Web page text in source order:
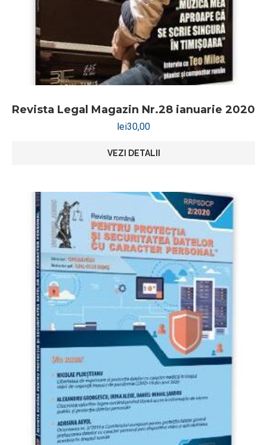
Revista Legal Magazin Nr.28 ianuarie 2020
lei30,00
VEZI DETALII